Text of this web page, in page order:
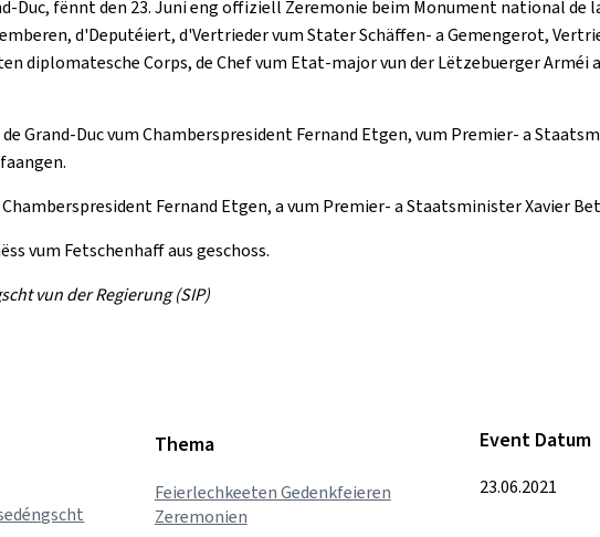
Duc, fënnt den 23. Juni eng offiziell Zeremonie beim Monument national de
d'Deputéiert, d'Vertrieder vum Stater Schäffen- a Gemengerot,
diplomatesche Corps, de Chef vum Etat-major vun der Lëtzebuerger Arméi
Grand-Duc vum Chamberspresident Fernand Etgen, vum Premier- a
Fernand Etgen, a vum Premier- a Staatsminister Xavier
vum Fetschenhaff aus geschoss.
vun der Regierung (SIP)
Thema
Feierlechkeeten Gedenkfeieren
Zeremonien
Event Datum
23.06.2021